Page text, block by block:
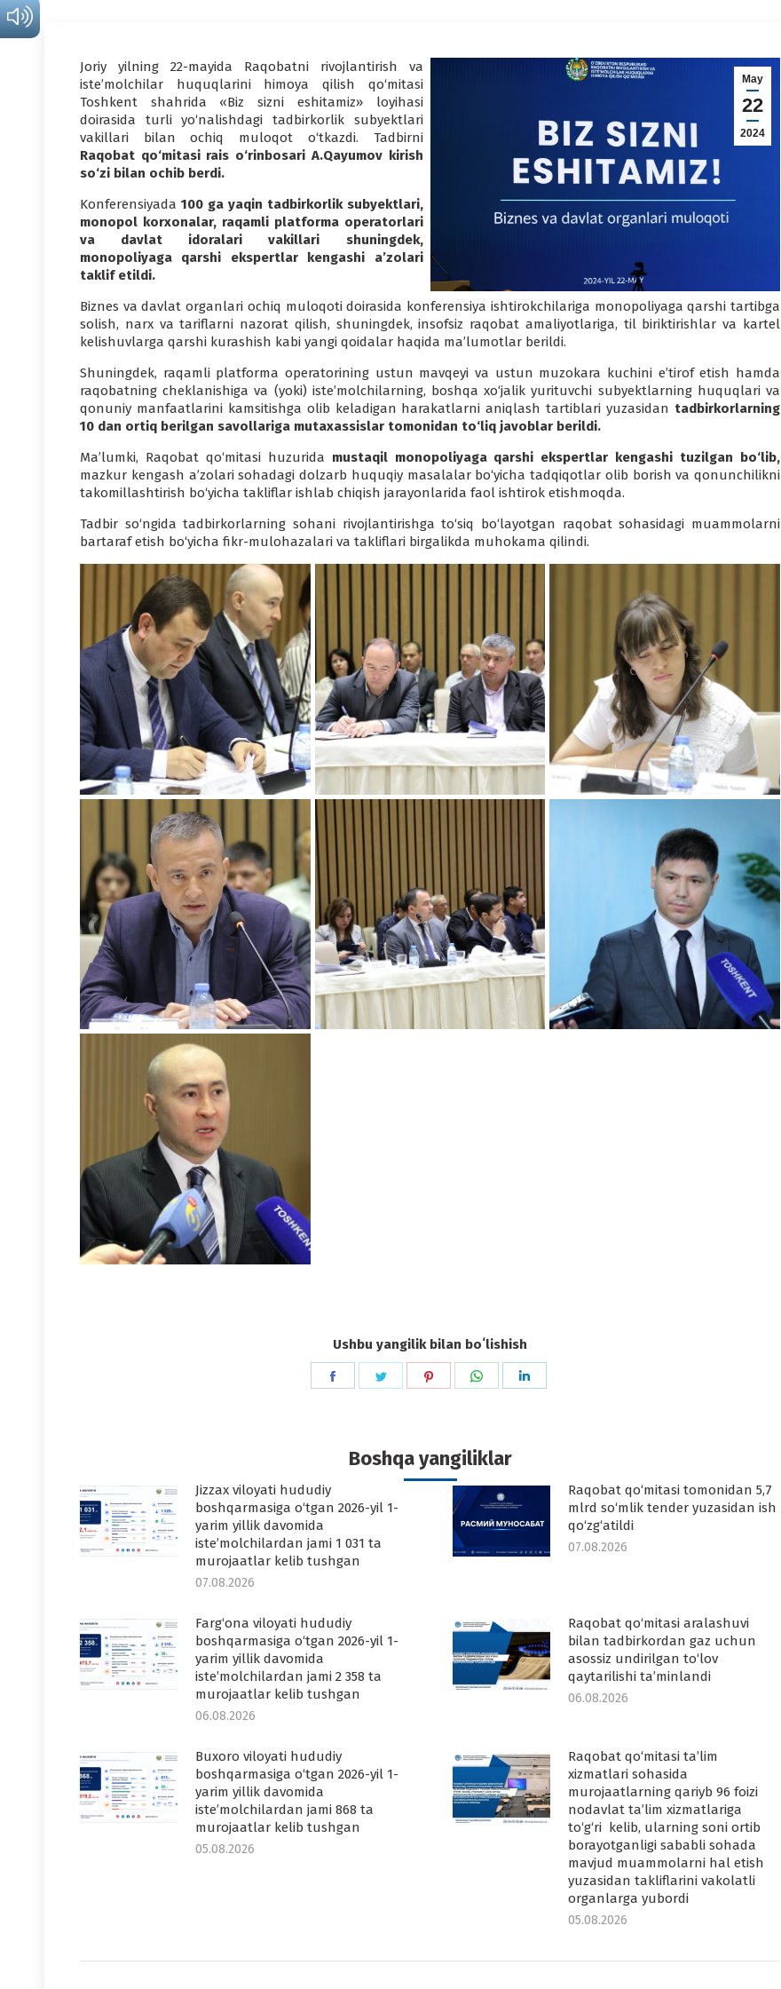
May
22
2024
Joriy yilning 22-mayida Raqobatni rivojlantirish va
iste’molchilar huquqlarini himoya qilish qo‘mitasi
Toshkent shahrida «Biz sizni eshitamiz» loyihasi
doirasida turli yo‘nalishdagi tadbirkorlik subyektlari
vakillari bilan ochiq muloqot o‘tkazdi. Tadbirni
Raqobat qo‘mitasi rais o‘rinbosari A.Qayumov kirish
so‘zi bilan ochib berdi.
Konferensiyada 100 ga yaqin tadbirkorlik subyektlari,
monopol korxonalar, raqamli platforma operatorlari
va davlat idoralari vakillari shuningdek,
monopoliyaga qarshi ekspertlar kengashi a’zolari
taklif etildi.
Biznes va davlat organlari ochiq muloqoti doirasida konferensiya ishtirokchilariga monopoliyaga qarshi tartibga
solish, narx va tariflarni nazorat qilish, shuningdek, insofsiz raqobat amaliyotlariga, til biriktirishlar va kartel
kelishuvlarga qarshi kurashish kabi yangi qoidalar haqida ma’lumotlar berildi.
Shuningdek, raqamli platforma operatorining ustun mavqeyi va ustun muzokara kuchini e’tirof etish hamda
raqobatning cheklanishiga va (yoki) iste’molchilarning, boshqa xo‘jalik yurituvchi subyektlarning huquqlari va
qonuniy manfaatlarini kamsitishga olib keladigan harakatlarni aniqlash tartiblari yuzasidan tadbirkorlarning
10 dan ortiq berilgan savollariga mutaxassislar tomonidan to‘liq javoblar berildi.
Ma’lumki, Raqobat qo‘mitasi huzurida mustaqil monopoliyaga qarshi ekspertlar kengashi tuzilgan bo‘lib,
mazkur kengash a’zolari sohadagi dolzarb huquqiy masalalar bo‘yicha tadqiqotlar olib borish va qonunchilikni
takomillashtirish bo‘yicha takliflar ishlab chiqish jarayonlarida faol ishtirok etishmoqda.
Tadbir so‘ngida tadbirkorlarning sohani rivojlantirishga to‘siq bo‘layotgan raqobat sohasidagi muammolarni
bartaraf etish bo‘yicha fikr-mulohazalari va takliflari birgalikda muhokama qilindi.
Ushbu yangilik bilan boʻlishish
Share
Share
Share
Share
Boshqa yangiliklar
Jizzax viloyati hududiy
boshqarmasiga o‘tgan 2026-yil 1-
yarim yillik davomida
iste’molchilardan jami 1 031 ta
murojaatlar kelib tushgan
07.08.2026
Raqobat qo‘mitasi tomonidan 5,7
mlrd so‘mlik tender yuzasidan ish
qo‘zg‘atildi
07.08.2026
Farg‘ona viloyati hududiy
boshqarmasiga o‘tgan 2026-yil 1-
yarim yillik davomida
iste’molchilardan jami 2 358 ta
murojaatlar kelib tushgan
06.08.2026
Raqobat qo‘mitasi aralashuvi
bilan tadbirkordan gaz uchun
asossiz undirilgan to‘lov
qaytarilishi ta’minlandi
06.08.2026
Buxoro viloyati hududiy
boshqarmasiga o‘tgan 2026-yil 1-
yarim yillik davomida
iste’molchilardan jami 868 ta
murojaatlar kelib tushgan
05.08.2026
Raqobat qo‘mitasi ta’lim
xizmatlari sohasida
murojaatlarning qariyb 96 foizi
nodavlat ta’lim xizmatlariga
to‘g‘ri kelib, ularning soni ortib
borayotganligi sababli sohada
mavjud muammolarni hal etish
yuzasidan takliflarini vakolatli
organlarga yubordi
05.08.2026